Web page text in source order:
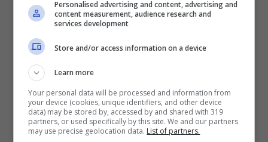
piogge, unita ad una rete colabrodo che
andrebbe migliorata in maniera urgente,
ordinanze di razionalizzazione dell’acqua a
discapito delle imprese e dei cittadini.
“Mancano le piogge ed i livelli di laghi e fuori
Personalised advertising and content, advertising and
content measurement, audience research and
services development
Store and/or access information on a device
Learn more
Your personal data will be processed and information from
your device (cookies, unique identifiers, and other device
data) may be stored by, accessed by and shared with 319
partners, or used specifically by this site. We and our partners
may use precise geolocation data. List of partners.